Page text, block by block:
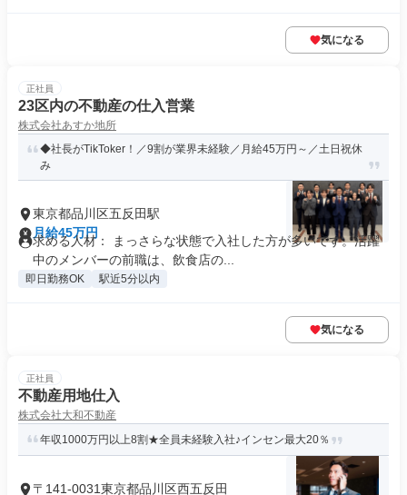
気になる
正社員
23区内の不動産の仕入営業
株式会社あすか地所
◆社長がTikToker！／9割が業界未経験／月給45万円～／土日祝休
み
東京都品川区五反田駅
月給45万円
求める人材： まっさらな状態で入社した方が多いです。活躍
中のメンバーの前職は、飲食店の...
即日勤務OK 駅近5分以内
気になる
正社員
不動産用地仕入
株式会社大和不動産
年収1000万円以上8割★全員未経験入社♪インセン最大20％
〒141-0031東京都品川区西五反田